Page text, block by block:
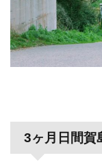
3ヶ月日間賀